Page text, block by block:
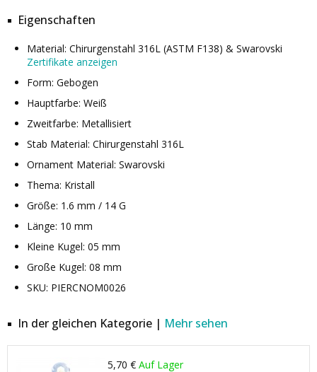
Eigenschaften
Material: Chirurgenstahl 316L (ASTM F138) & Swarovski
Zertifikate anzeigen
Form: Gebogen
Hauptfarbe: Weiß
Zweitfarbe: Metallisiert
Stab Material: Chirurgenstahl 316L
Ornament Material: Swarovski
Thema: Kristall
Größe: 1.6 mm / 14 G
Länge: 10 mm
Kleine Kugel: 05 mm
Große Kugel: 08 mm
SKU: PIERCNOM0026
In der gleichen Kategorie | Mehr sehen
5,70 € Auf Lager